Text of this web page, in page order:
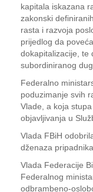
kapitala iskazana
zakonski
rasta i razvoja
prijedlog da
dokapitalizacije, te
subordiniranog
Federalno
poduzimanje svih
Vlade, a koja
objavljivanja u
Vlada FBiH
dženaza
Vlada Federacije
Federalnog
odbrambeno-